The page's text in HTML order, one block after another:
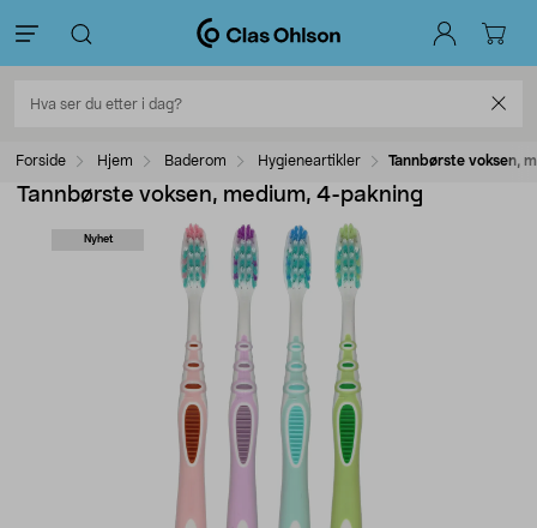
Forside Hjem Baderom Hygieneartikler Tannbørste voksen,
Tannbørste voksen, medium, 4-pakning
Nyhet